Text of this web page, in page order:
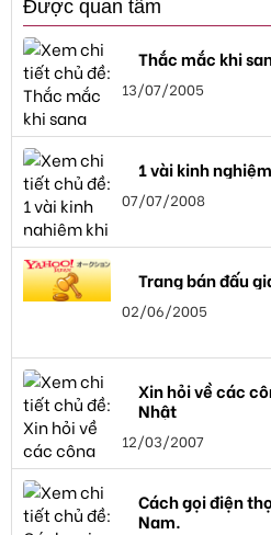
Được quan tâm
Thắc mắc khi
13/07/2005
1 vài kinh
07/07/2008
Trang bán đấu
02/06/2005
Xin hỏi về các
Nhật
12/03/2007
Cách gọi điện
Nam.